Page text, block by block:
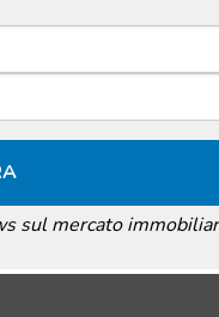
portano
un
una
sul mercato